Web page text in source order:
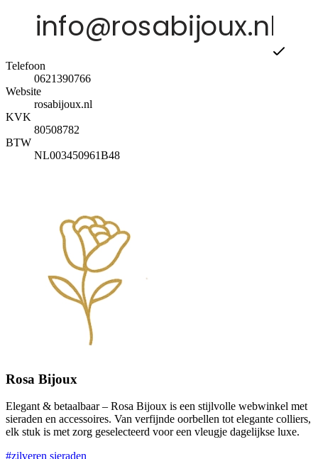
Telefoon
0621390766
Website
rosabijoux.nl
KVK
80508782
BTW
NL003450961B48
Rosa Bijoux
Elegant & betaalbaar – Rosa Bijoux is een stijlvolle webwinkel met
sieraden en accessoires. Van verfijnde oorbellen tot elegante colliers,
elk stuk is met zorg geselecteerd voor een vleugje dagelijkse luxe.
#zilveren sieraden